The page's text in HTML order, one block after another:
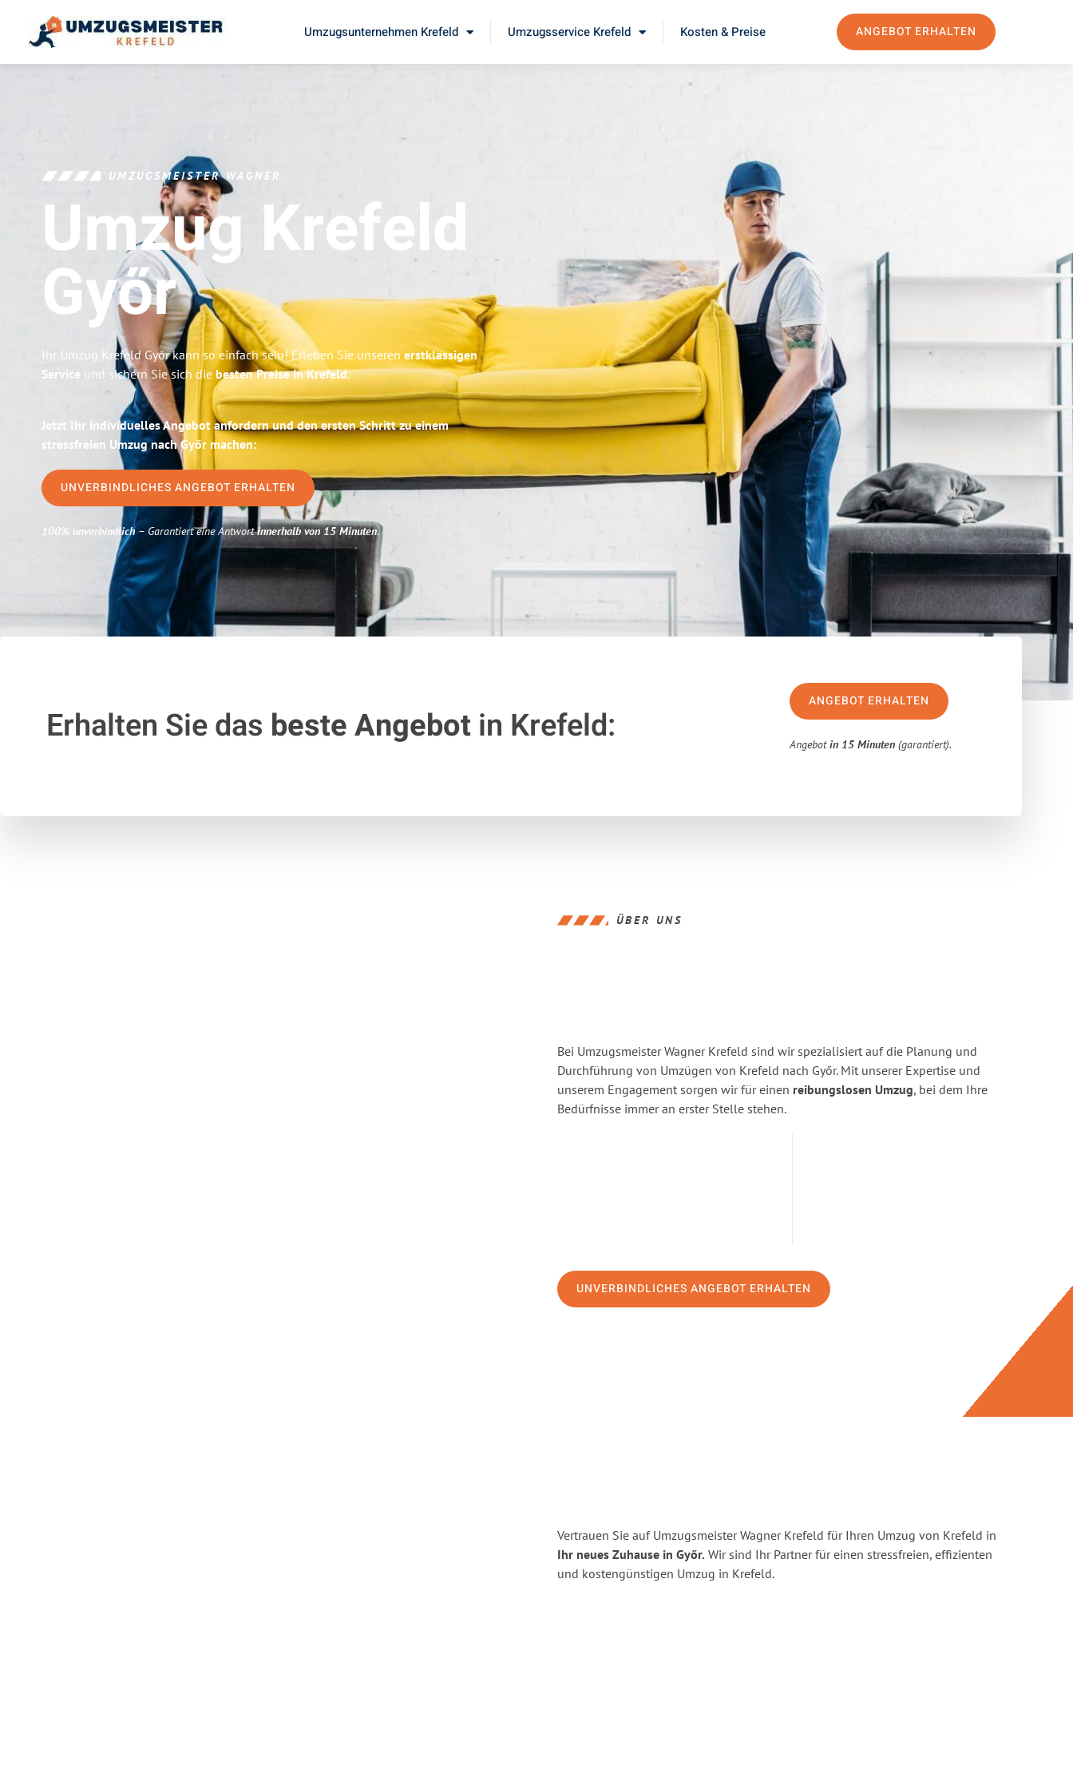
Umzugsunternehmen Krefeld Umzugsservice Krefeld Kosten & Preise ANGEBOT ERHALTEN
UMZUGSMEISTER WAGNER
Umzug Krefeld
Győr
Ihr Umzug Krefeld Győr kann so einfach sein! Erleben Sie unseren erstklassigen
Service und sichern Sie sich die besten Preise in Krefeld.
Jetzt Ihr individuelles Angebot anfordern und den ersten Schritt zu einem
stressfreien Umzug nach Győr machen:
UNVERBINDLICHES ANGEBOT ERHALTEN
100% unverbindlich– Garantiert eine Antwortinnerhalb von 15 Minuten.
Erhalten Sie das beste Angebotin Krefeld:
ANGEBOT ERHALTEN
Angebotin 15 Minuten (garantiert).
ÜBER UNS
Bei Umzugsmeister Wagner Krefeld sind wir spezialisiert auf die Planung und
Durchführung von Umzügen von Krefeld nach Győr. Mit unserer Expertise und
unserem Engagement sorgen wir für einen reibungslosen Umzug, bei dem Ihre
Bedürfnisse immer an erster Stelle stehen.
UNVERBINDLICHES ANGEBOT ERHALTEN
Vertrauen Sie auf Umzugsmeister Wagner Krefeld für Ihren Umzug von Krefeld in
Ihr neues Zuhause in Győr. Wir sind Ihr Partner für einen stressfreien, effizienten
und kostengünstigen Umzug in Krefeld.